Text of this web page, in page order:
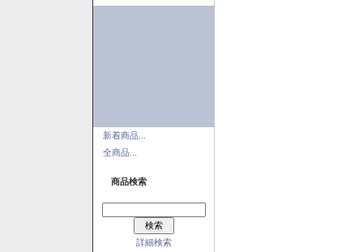
新着商品...
全商品...
商品検索
詳細検索